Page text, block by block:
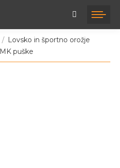
Lovsko in športno orožje
MK puške